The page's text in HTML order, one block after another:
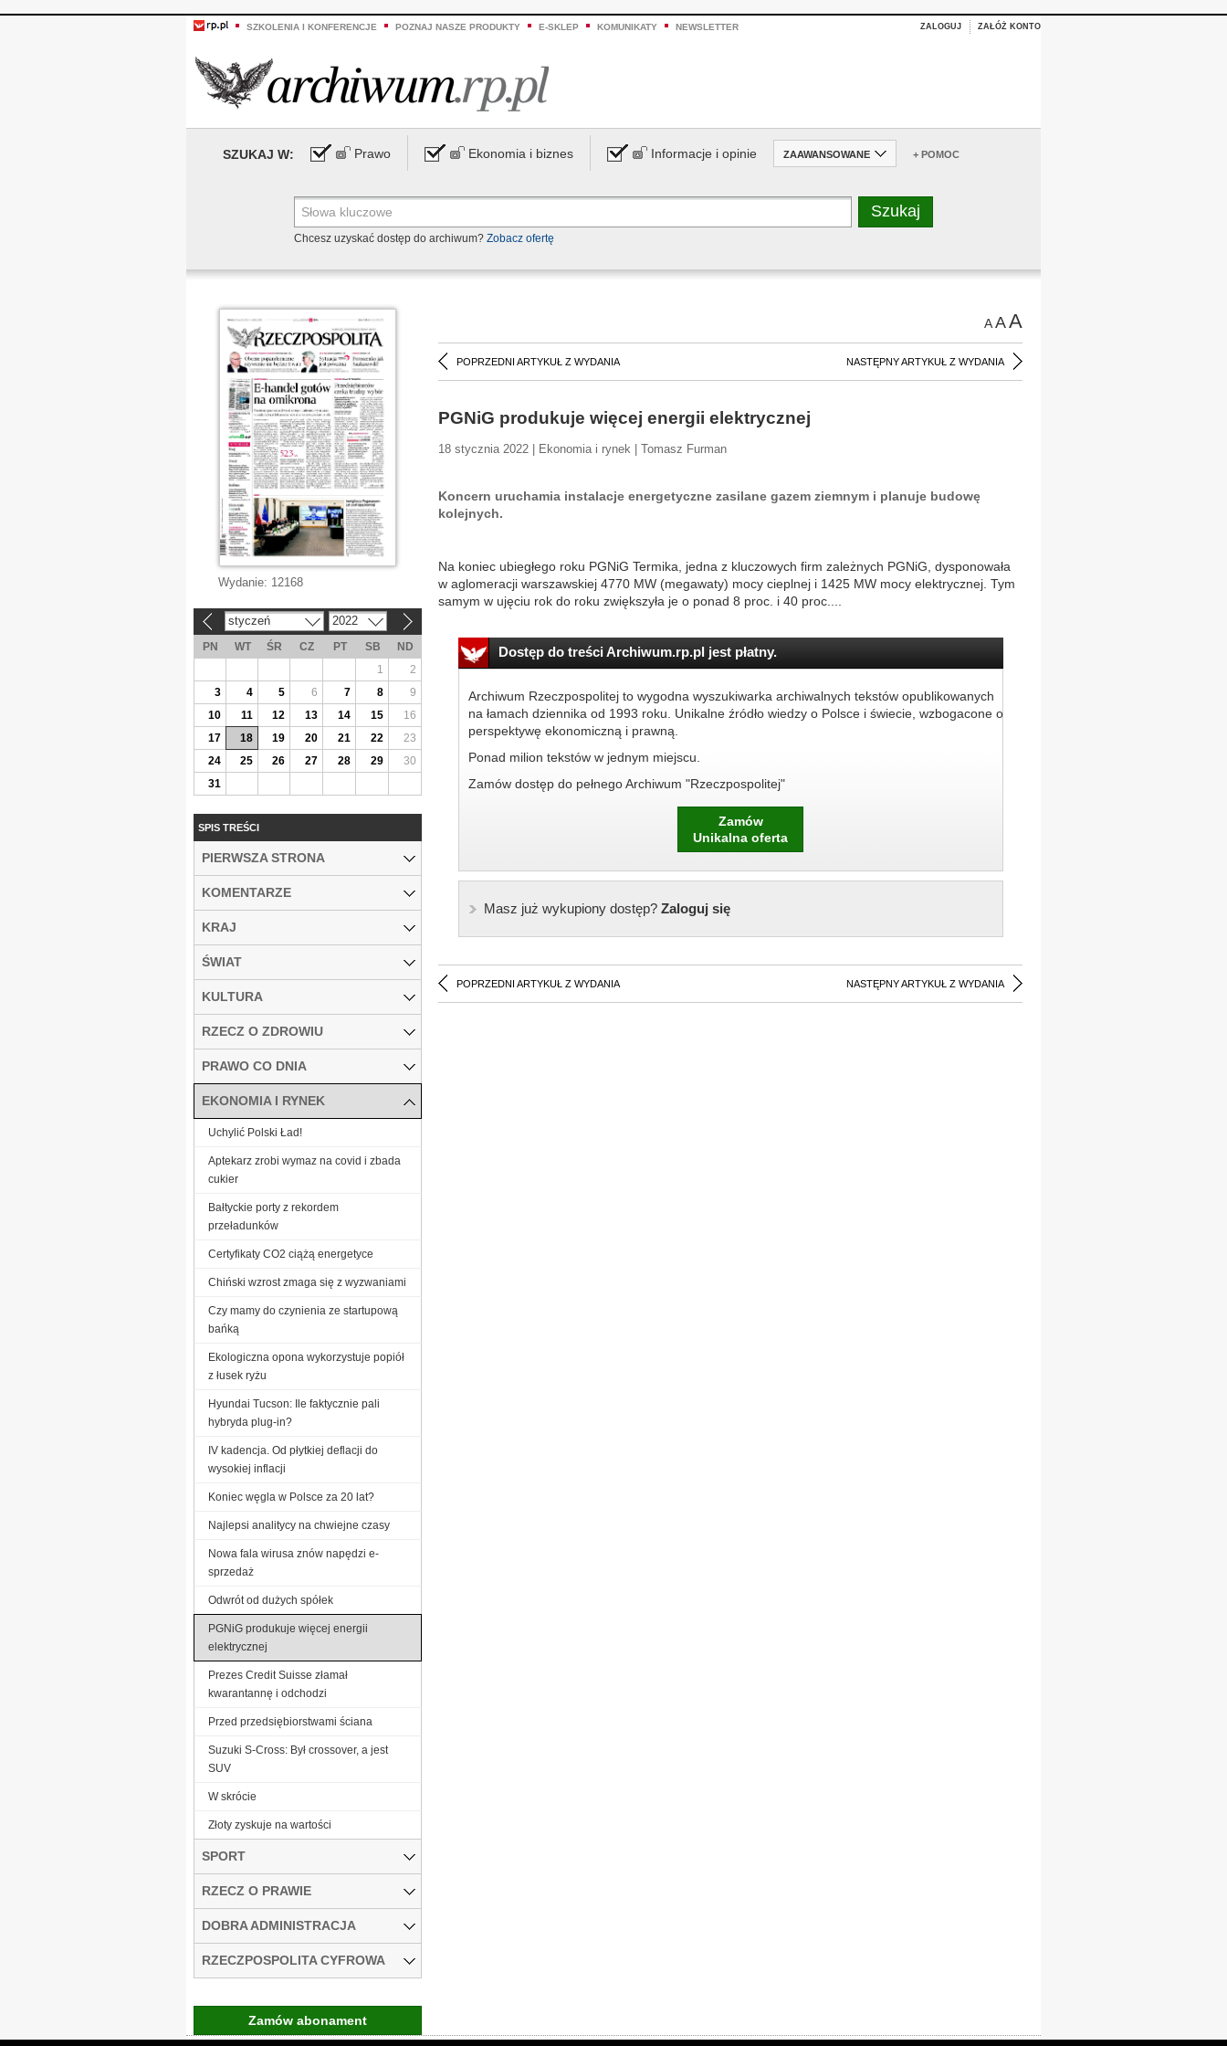
SZKOLENIA I KONFERENCJE POZNAJ NASZE PRODUKTY E-SKLEP KOMUNIKATY NEWSLETTER ZALOGUJ ZAŁÓŻ KONTO
SZUKAJ W: Prawo Ekonomia i biznes Informacje i opinie ZAAWANSOWANE + POMOC
Chcesz uzyskać dostęp do archiwum? Zobacz ofertę
AAA
POPRZEDNI ARTYKUŁ Z WYDANIA NASTĘPNY ARTYKUŁ Z WYDANIA
PGNiG produkuje więcej energii elektrycznej
18 stycznia 2022 | Ekonomia i rynek | Tomasz Furman
Koncern uruchamia instalacje energetyczne zasilane gazem ziemnym i planuje budowę
kolejnych.
Na koniec ubiegłego roku PGNiG Termika, jedna z kluczowych firm zależnych PGNiG, dysponowała
w aglomeracji warszawskiej 4770 MW (megawaty) mocy cieplnej i 1425 MW mocy elektrycznej. Tym
samym w ujęciu rok do roku zwiększyła je o ponad 8 proc. i 40 proc....
Dostęp do treści Archiwum.rp.pl jest płatny.
Archiwum Rzeczpospolitej to wygodna wyszukiwarka archiwalnych tekstów opublikowanych
na łamach dziennika od 1993 roku. Unikalne źródło wiedzy o Polsce i świecie, wzbogacone o
perspektywę ekonomiczną i prawną.
Ponad milion tekstów w jednym miejscu.
Zamów dostęp do pełnego Archiwum "Rzeczpospolitej"
Zamów
Unikalna oferta
Masz już wykupiony dostęp?Zaloguj się
POPRZEDNI ARTYKUŁ Z WYDANIA NASTĘPNY ARTYKUŁ Z WYDANIA
Wydanie: 12168
styczeń 2022
PN WT ŚR CZ PT SB
ND
1
2
3
4 5 6 7 8
9
10
11 12 13 14 15
16
17
18 19 20 21 22
23
24
25 26 27 28 29
30
31
SPIS TREŚCI
PIERWSZA STRONA
KOMENTARZE
KRAJ
ŚWIAT
KULTURA
RZECZ O ZDROWIU
PRAWO CO DNIA
EKONOMIA I RYNEK
Uchylić Polski Ład!
Aptekarz zrobi wymaz na covid i zbada
cukier
Bałtyckie porty z rekordem
przeładunków
Certyfikaty CO2 ciążą energetyce
Chiński wzrost zmaga się z wyzwaniami
Czy mamy do czynienia ze startupową
bańką
Ekologiczna opona wykorzystuje popiół
z łusek ryżu
Hyundai Tucson: Ile faktycznie pali
hybryda plug-in?
IV kadencja. Od płytkiej deflacji do
wysokiej inflacji
Koniec węgla w Polsce za 20 lat?
Najlepsi analitycy na chwiejne czasy
Nowa fala wirusa znów napędzi e-
sprzedaż
Odwrót od dużych spółek
PGNiG produkuje więcej energii
elektrycznej
Prezes Credit Suisse złamał
kwarantannę i odchodzi
Przed przedsiębiorstwami ściana
Suzuki S-Cross: Był crossover, a jest
SUV
W skrócie
Złoty zyskuje na wartości
SPORT
RZECZ O PRAWIE
DOBRA ADMINISTRACJA
RZECZPOSPOLITA CYFROWA
Zamów abonament